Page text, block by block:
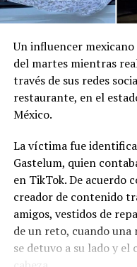
Un influencer mexicano
del martes mientras
través de sus redes
restaurante, en el
México.
La víctima fue
Gastelum, quien
en TikTok. De acuerdo
creador de contenido
amigos, vestidos de
de un reto, cuando
se detuvo a su lado y